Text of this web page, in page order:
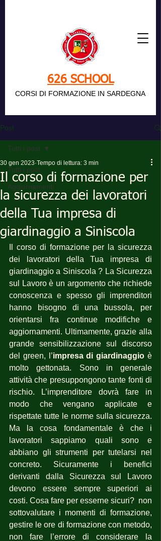
626 SCHOOL
CORSI DI FORMAZIONE IN SARDEGNA
Post
Tutti i post
Aggiornamenti
Tutti i post
Il corso di formazione per
la sicurezza dei lavoratori
della Tua impresa di
giardinaggio a Siniscola
30 gen 2023 Tempo di lettura: 3 min
Il corso di formazione per la sicurezza
dei lavoratori della Tua impresa di
giardinaggio a Siniscola ? La Sicurezza
sul Lavoro è un argomento che richiede
conoscenza e spesso gli imprenditori
hanno bisogno di una bussola, per
orientarsi fra continue modifiche e
aggiornamenti. Ultimamente, grazie alla
grande sensibilizzazione sul discorso
del green, l’impresa di giardinaggio è
molto gettonata. Sono in generale
attività che presuppongono tante fonti di
rischio. L’imprenditore dovrà fare in
modo che vengano applicate e
rispettate tutte le norme sulla sicurezza.
Ma la cosa fondamentale è che i
lavoratori sappiamo quali sono e
abbiano gli strumenti per tutelarsi nel
concreto. Sicuramente i benefici
derivanti dalla Sicurezza sul Lavoro
devono essere sempre superiori ai
costi. Cosa fare per esserne sicuri?  non
sottovalutare i momenti di formazione,
gestire le ore di formazione con metodo,
non fare l’errore di considerare la